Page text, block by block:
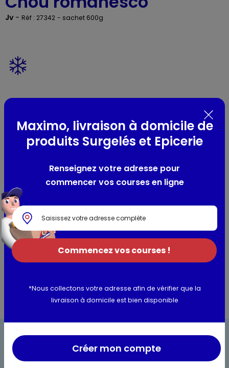
Jv - Réf : 27342 - sachet 600g
Présentation
romanesco
Utilisation et conservation
Composition / Ingrédients / Allergènes
chou-romanesco
Valeurs nutritionnelles
Informations complémentaires
Maximo, livraison à domicile de
produits Surgelés et Epicerie
Renseignez votre adresse pour
commencer vos courses en ligne
Commencez vos courses !
*Nous collectons votre adresse afin de vérifier que la
livraison à domicile est bien disponible
Créer mon compte